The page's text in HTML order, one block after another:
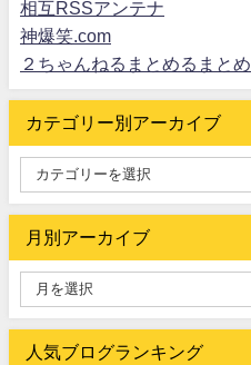
相互RSSアンテナ
神爆笑.com
２ちゃんねるまとめるまとめ
カテゴリー別アーカイブ
月別アーカイブ
人気ブログランキング